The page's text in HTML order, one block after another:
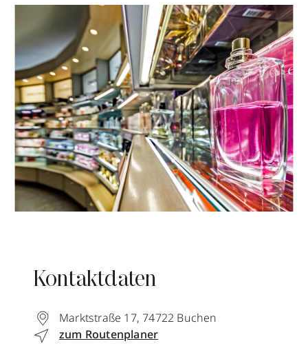
Aktionen
Storefinder
Kontaktdaten
Marktstraße 17, 74722 Buchen
zum Routenplaner